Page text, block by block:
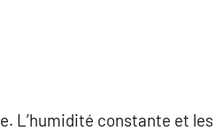
L’humidité constante et les